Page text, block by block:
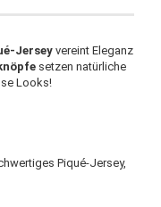
Jerseyvereint Eleganz
setzen natürliche
Looks!
Piqué-Jersey,